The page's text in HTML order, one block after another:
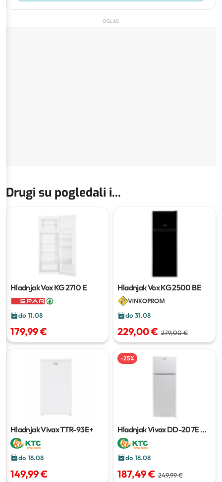
OGLAS
Drugi su pogledali i...
Hladnjak Vox KG 2710 E
do 11.08
179,99 €
Hladnjak Vox KG 2500 BE
do 31.08
229,00 € 279,00 €
Hladnjak Vivax TTR-93E+
do 18.08
149,99 €
-25%
Hladnjak Vivax DD-207E W
163 l + 41 l
do 18.08
187,49 € 249,99 €